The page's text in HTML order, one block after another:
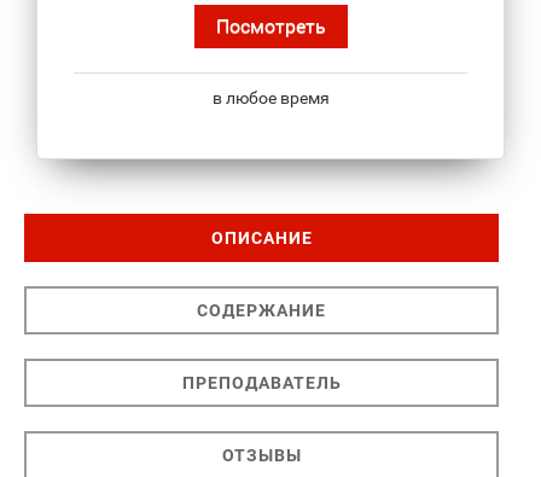
Посмотреть
в любое время
ОПИСАНИЕ
СОДЕРЖАНИЕ
ПРЕПОДАВАТЕЛЬ
ОТЗЫВЫ